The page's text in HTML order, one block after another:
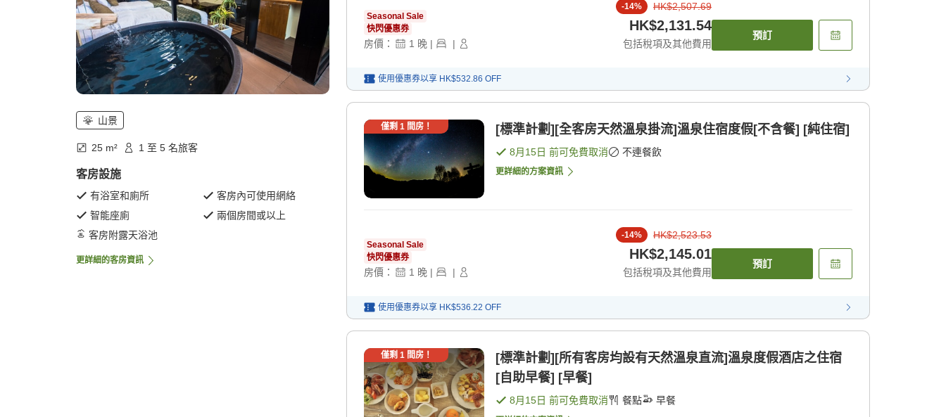
山景
25 m² 1 至 5 名旅客
客房設施
有浴室和廁所
客房內可使用網絡
智能座廁
兩個房間或以上
客房附露天浴池
更詳細的客房資訊
Seasonal Sale
快閃優惠券
房價： 1 晚 | |
-14% HK$2,507.69
HK$2,131.54
包括稅項及其他費用
預訂
使用優惠券以享 HK$532.86 OFF
僅剩 1間房！ [標準計劃][全客房天然溫泉掛流]溫泉住宿度假[不含餐] [純住宿]
8月15日 前可免費取消 不連餐飲
更詳細的方案資訊
Seasonal Sale
快閃優惠券
房價： 1 晚 | |
-14% HK$2,523.53
HK$2,145.01
包括稅項及其他費用
預訂
使用優惠券以享 HK$536.22 OFF
僅剩 1間房！
[標準計劃][所有客房均設有天然溫泉直流]溫泉度假酒店之住宿
[自助早餐] [早餐]
8月15日 前可免費取消 餐點 早餐